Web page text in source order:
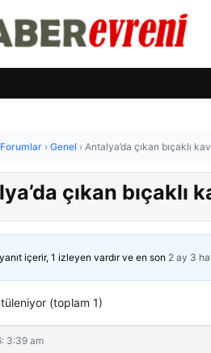
Forumlar › Genel › Antalya’da çıkan bıçaklı
çıkan bıçaklı
içerir, 1 izleyen vardır ve en son 2 ay 3
(toplam 1)
3:39 am